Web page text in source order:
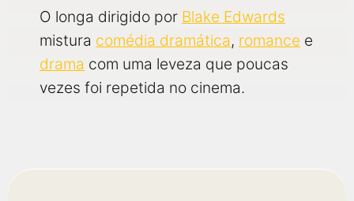
O longa dirigido por Blake Edwards
mistura comédia dramática, romance e
drama com uma leveza que poucas
vezes foi repetida no cinema.